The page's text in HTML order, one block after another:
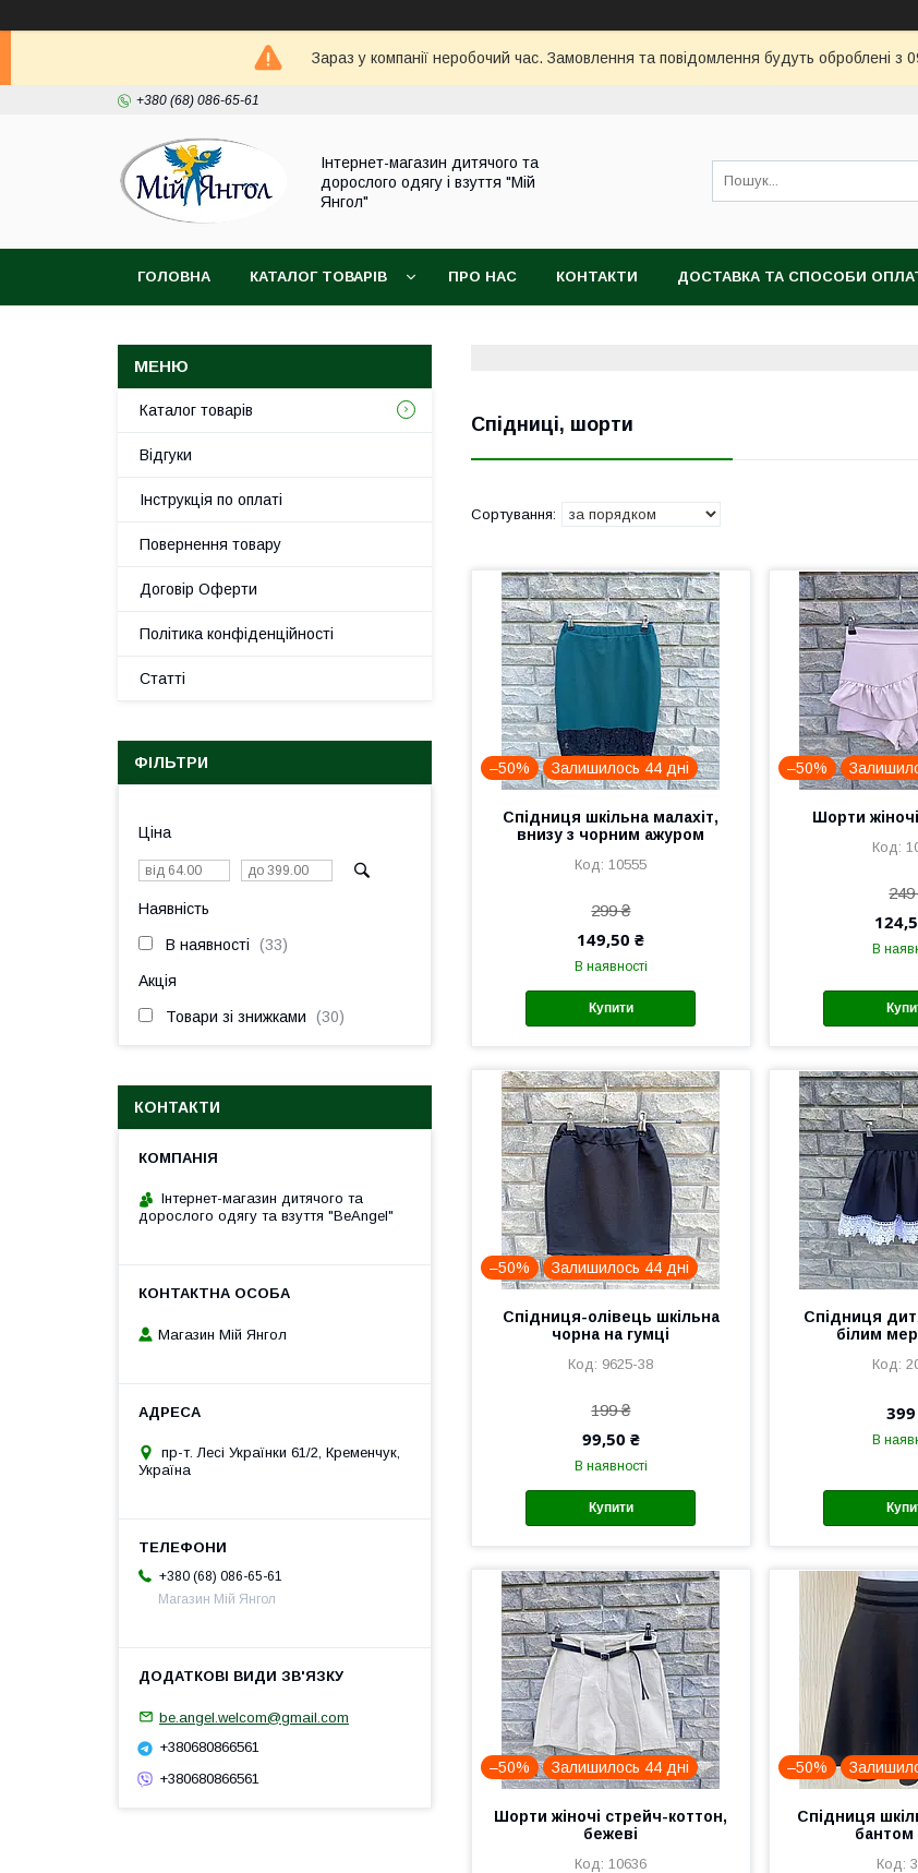
Зараз у компанії неробочий час. Замовлення та повідомлення будуть оброблені з
+380 (68) 086-65-61
Інтернет-магазин дитячого та
дорослого одягу і взуття "Мій
Янгол"
ГОЛОВНА КАТАЛОГ ТОВАРІВ ПРО НАС КОНТАКТИ ДОСТАВКА ТА СПОСОБИ
Спідниці, шорти
–50% Залишилось 44 дні
Спідниця шкільна малахіт,
внизу з чорним ажуром
10555
299 ₴
149,50 ₴
В наявності
Купити
–50%
Шорти
В
–50% Залишилось 44 дні
Спідниця-олівець шкільна
чорна на гумці
9625-38
199 ₴
99,50 ₴
В наявності
Купити
Спідниця
білим
В
–50% Залишилось 44 дні
Шорти жіночі стрейч-коттон,
бежеві
10636
–50%
Спідниця
бантом
Каталог товарів
Відгуки
Інструкція по оплаті
Повернення товару
Договір Оферти
Політика конфіденційності
Статті
ФІЛЬТРИ
Ціна
Наявність
В наявності 33
Акція
Товари зі знижками 30
КОНТАКТИ
Інтернет-магазин дитячого та
дорослого одягу та взуття "BeAngel"
Магазин Мій Янгол
пр-т. Лесі Українки 61/2, Кременчук,
Україна
+380 (68) 086-65-61
Магазин Мій Янгол
be.angel.welcom@gmail.com
+380680866561
+380680866561